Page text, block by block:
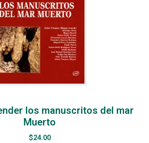
los manuscritos del mar
Muerto
$24.00